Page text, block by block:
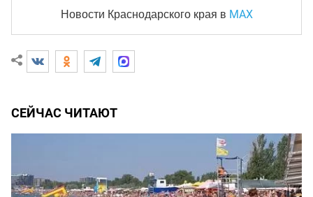
Новости Краснодарского края в MAX
СЕЙЧАС ЧИТАЮТ